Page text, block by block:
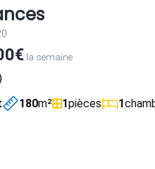
la semaine
180m² 1pièces 1